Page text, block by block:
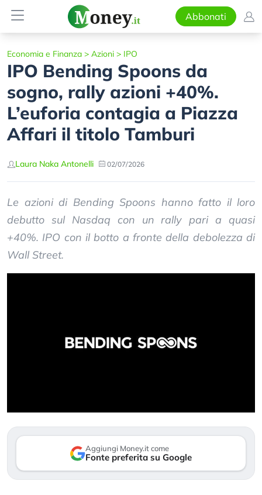
Abbonati
Economia e Finanza > Azioni > IPO
IPO Bending Spoons da
sogno, rally azioni +40%.
L’euforia contagia a Piazza
Affari il titolo Tamburi
Laura Naka Antonelli 02/07/2026
Le azioni di Bending Spoons hanno fatto il loro
debutto sul Nasdaq con un rally pari a quasi
+40%. IPO con il botto a fronte della debolezza di
Wall Street.
Aggiungi Money.it come
Fonte preferita su Google